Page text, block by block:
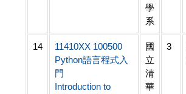
學
系
14
11410XX 100500
Python語言程式入
門
Introduction to
國
立
清
華
3